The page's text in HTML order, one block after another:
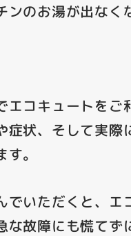
ンのお湯が出な
エコキュートを
症状、そして実
。
でいただくと、
故障にも慌てず